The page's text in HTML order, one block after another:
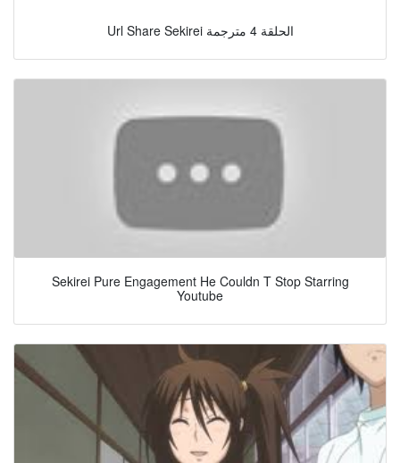
Url Share Sekirei الحلقة 4 مترجمة
Sekirei Pure Engagement He Couldn T Stop Starring
Youtube